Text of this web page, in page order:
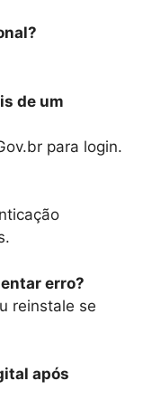
de um
para login.
erro?
reinstale se
após